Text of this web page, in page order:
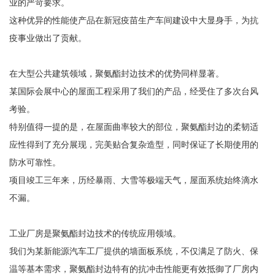
业的严苛要求。
这种优异的性能使产品在新冠疫苗生产车间建设中大显身手，为抗
疫事业做出了贡献。
在大型公共建筑领域，聚氨酯封边技术的优势同样显著。
某国际会展中心的屋面工程采用了我们的产品，经受住了多次台风
考验。
特别值得一提的是，在屋面曲率较大的部位，聚氨酯封边的柔韧适
应性得到了充分展现，完美贴合复杂造型，同时保证了长期使用的
防水可靠性。
项目竣工三年来，历经暴雨、大雪等极端天气，屋面系统始终滴水
不漏。
工业厂房是聚氨酯封边技术的传统应用领域。
我们为某新能源汽车工厂提供的墙面板系统，不仅满足了防火、保
温等基本需求，聚氨酯封边特有的抗冲击性能更有效抵御了厂房内